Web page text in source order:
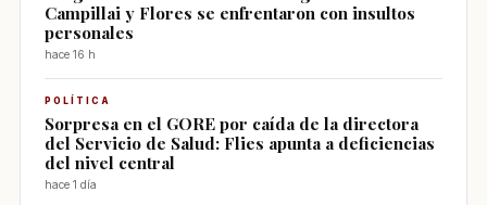
Campillai y Flores se enfrentaron con insultos
personales
hace 16 h
POLÍTICA
Sorpresa en el GORE por caída de la directora
del Servicio de Salud: Flies apunta a deficiencias
del nivel central
hace 1 día